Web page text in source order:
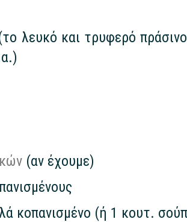
λευκό και τρυφερό
(αν έχουμε)
κοπανισμένο (ή 1 κουτ.